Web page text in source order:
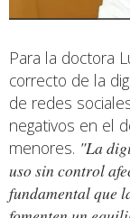
Para la doctora
correcto de la
de redes
negativos en el
menores. "La
uso sin control
fundamental que